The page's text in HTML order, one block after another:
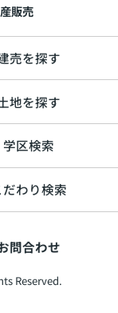
販売
売を探す
地を探す
学区検索
だわり検索
問合わせ
Reserved.